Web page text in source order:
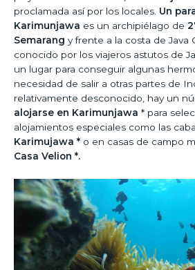
proclamada así por los locales. Un
Karimunjawa es un archipiélago de
Semarang y frente a la costa de Java
conocido por los viajeros astutos de
un lugar para conseguir algunas
necesidad de salir a otras partes de
relativamente desconocido, hay un
alojarse en Karimunjawa * para
alojamientos especiales como las
Karimujawa * o en casas de campo
Casa Velion *.